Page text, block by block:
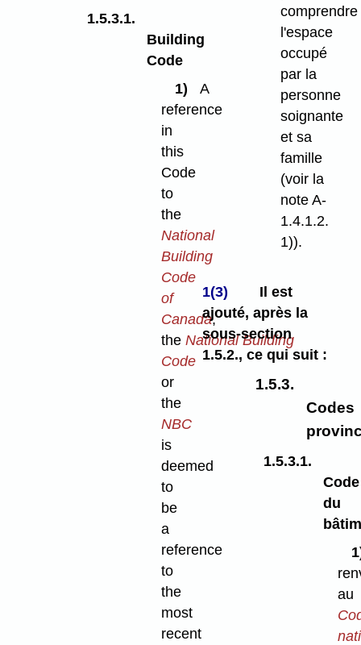
1.5.3.1.
Building
Code
1)A
reference
in
this
Code
to
the
National
Building
Code
of
Canada,
the National Building
Code
or
the
NBC
is
deemed
to
be
a
reference
to
the
most
recent
comprendre
l'espace
occupé
par la
personne
soignante
et sa
famille
(voir la
note A-
1.4.1.2.
1)).
1(3)
Il est
ajouté, après la
sous-section
1.5.2., ce qui suit :
1.5.3.
Codes
1.5.3.1.
Code
du
au